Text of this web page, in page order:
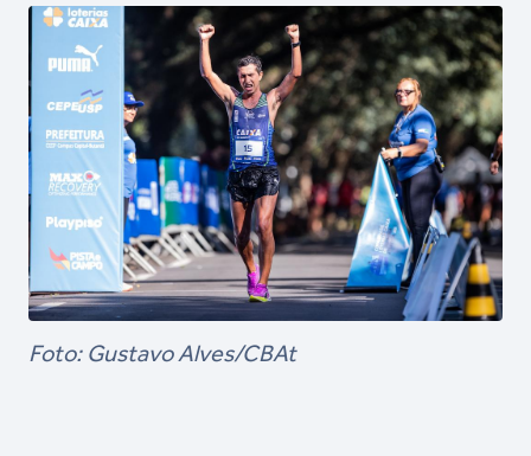
Foto: Gustavo Alves/CBAt